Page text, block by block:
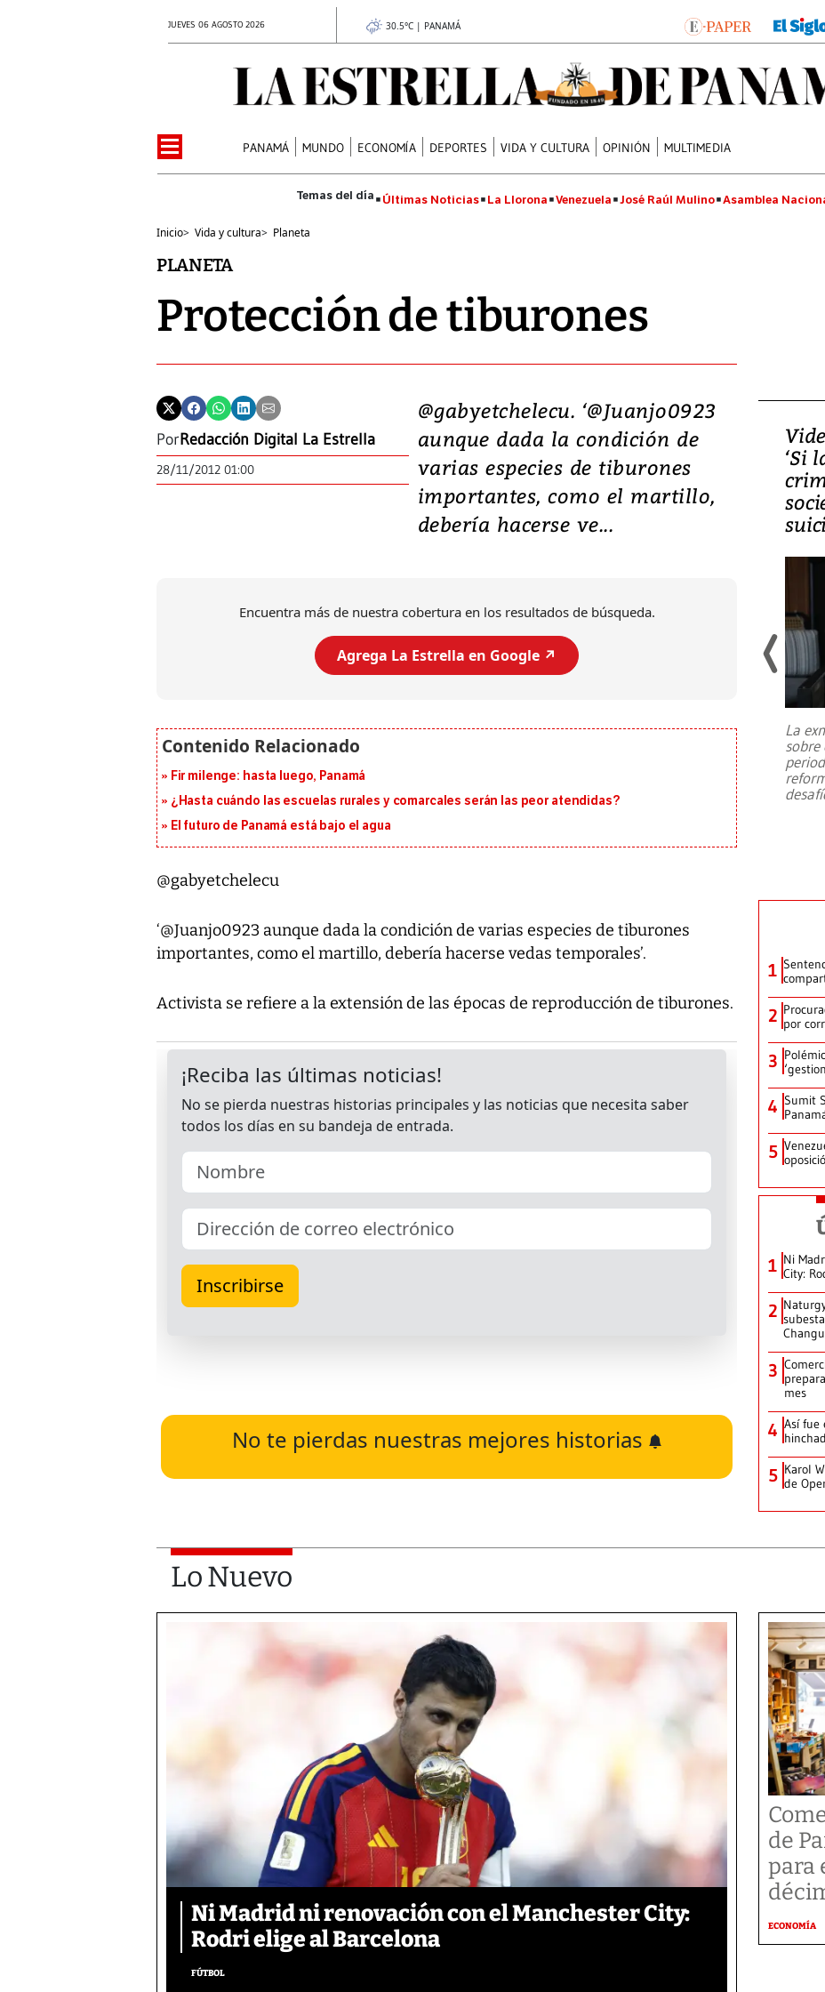
JUEVES 06 AGOSTO 2026 30.5°C | PANAMÁ
PANAMÁ MUNDO ECONOMÍA DEPORTES VIDA Y CULTURA OPINIÓN MULTIMEDIA
Últimas Noticias La Llorona Venezuela José Raúl Mulino Asamblea
Inicio> Vida y cultura> Planeta
PLANETA
Protección de tiburones
PorRedacción Digital La Estrella
28/11/2012 01:00
@gabyetchelecu. ‘@Juanjo0923
aunque dada la condición de
varias especies de tiburones
importantes, como el martillo,
debería hacerse ve...
Encuentra más de nuestra cobertura en los resultados de búsqueda.
Agrega La Estrella en Google ↗️
Fir milenge: hasta luego, Panamá
¿Hasta cuándo las escuelas rurales y comarcales serán las peor atendidas?
El futuro de Panamá está bajo el agua
@gabyetchelecu
‘@Juanjo0923 aunque dada la condición de varias especies de tiburones
importantes, como el martillo, debería hacerse vedas temporales’.
Activista se refiere a la extensión de las épocas de reproducción de tiburones.
No te pierdas nuestras mejores historias
Video, Japón: Terremoto
deja heridos y graves
daños en Kumamoto
al sur de Japón, provocando una
‘Si
La
sobre
1
2 por
3
4 Sumit
5
1 Ni
City:
2
3
mes
4 Así fue
5 Karol
de
Lo Nuevo
Ni Madrid ni renovación con el Manchester City:
Rodri elige al Barcelona
FÚTBOL
de
para
ECONOMÍA